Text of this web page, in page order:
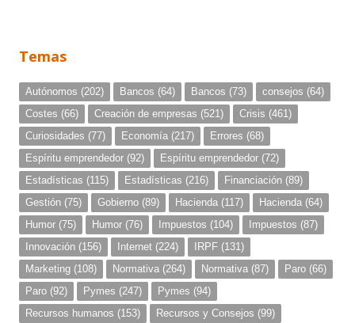
Temas
Autónomos (202) Bancos (64) Bancos (73) consejos (64)
Costes (66) Creación de empresas (521) Crisis (461)
Curiosidades (77) Economía (217) Errores (68)
Espíritu emprendedor (92) Espíritu emprendedor (72)
Estadísticas (115) Estadísticas (216) Financiación (89)
Gestión (75) Gobierno (89) Hacienda (117) Hacienda (64)
Humor (75) Humor (76) Impuestos (104) Impuestos (87)
Innovación (156) Internet (224) IRPF (131)
Marketing (108) Normativa (264) Normativa (87) Paro (66)
Paro (92) Pymes (247) Pymes (94)
Recursos humanos (153) Recursos y Consejos (99)